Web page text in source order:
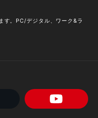
す。PC/デジタル、ワーク&ラ